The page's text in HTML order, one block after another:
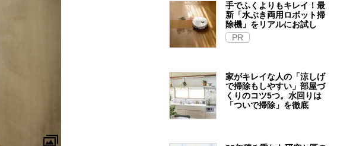
手でふくよりもキレイ！最
新「水ぶき両用ロボット掃
除機」をリアルにお試し
PR
家がキレイな人の「涼しげ
で掃除もしやすい」部屋づ
くりのコツ5つ。水回りは
「ついで掃除」を徹底